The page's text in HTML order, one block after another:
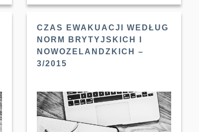
CZAS EWAKUACJI WEDŁUG
NORM BRYTYJSKICH I
NOWOZELANDZKICH –
3/2015